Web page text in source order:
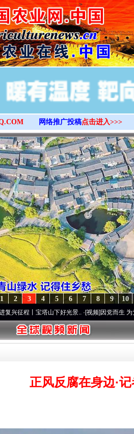
>
网络推广投稿点击进入>>>
10
9
8
7
6
5
4
3
2
1
塔山下好光景..·[视频]因党而生 为党而战——
正风反腐在身边·